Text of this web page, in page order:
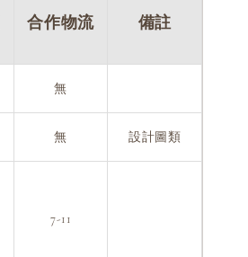
合作物流 備註
無
無 設計圖類
7-11